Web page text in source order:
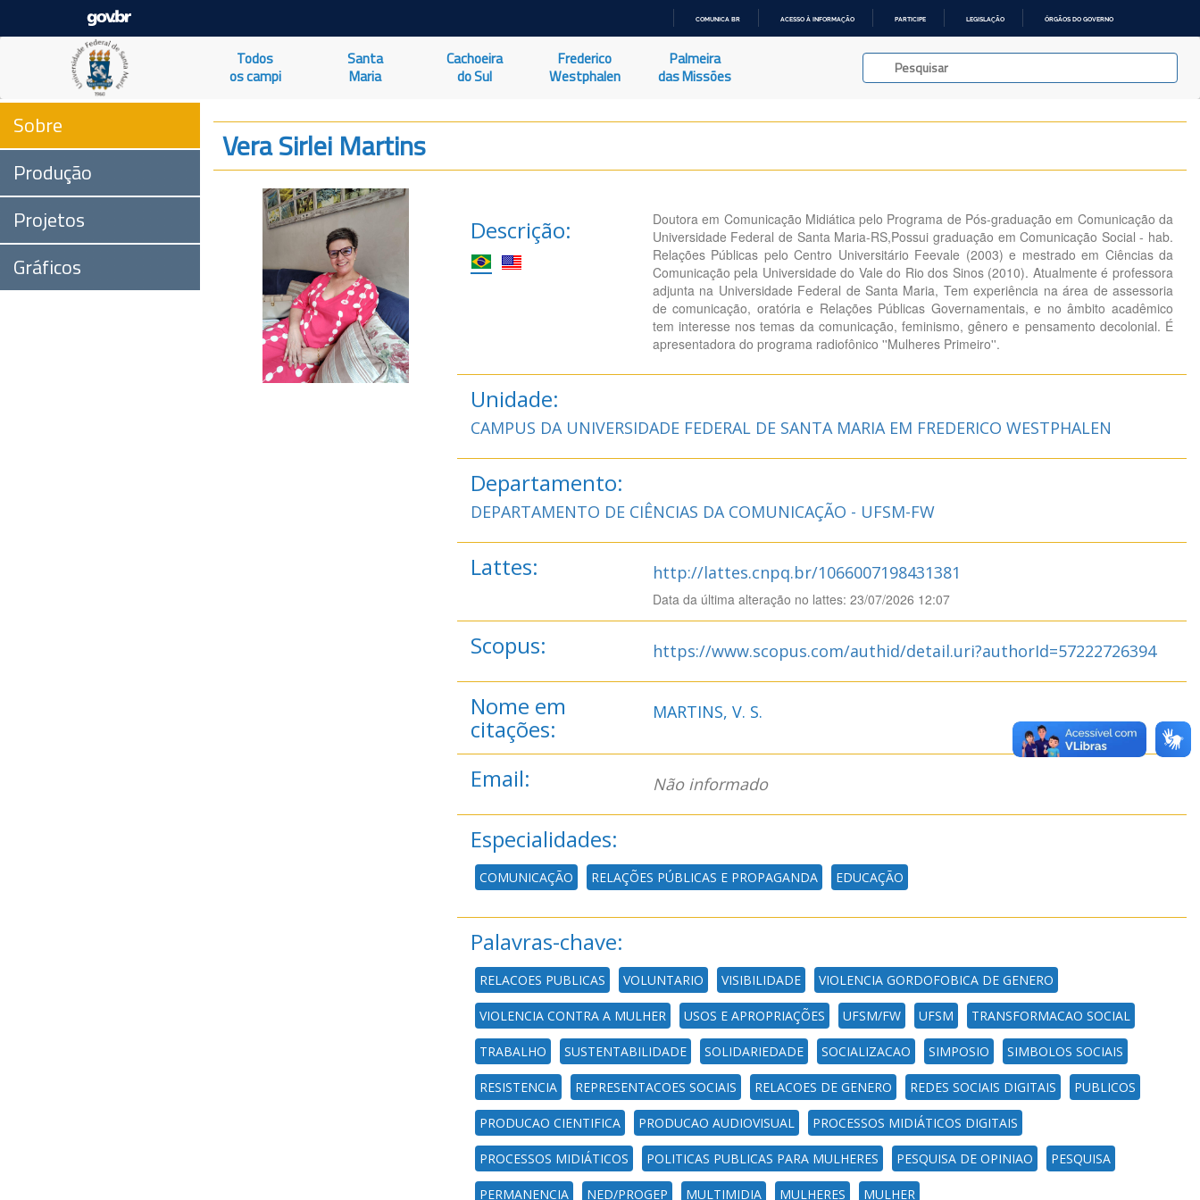
O
COMUNICA BR ACESSO À INFORMAÇÃO PARTICIPE LEGISLAÇÃO ÓRGÃOS DO GOVERNO
Todos
os campi
Santa
Maria
Cachoeira
do Sul
Frederico
Westphalen
Palmeira
das Missões
Sobre
Produção
Projetos
Gráficos
Vera Sirlei Martins
Descrição:
Doutora em Comunicação Midiática pelo Programa de Pós-graduação em Comunicação da
Universidade Federal de Santa Maria-RS,Possui graduação em Comunicação Social - hab.
Relações Públicas pelo Centro Universitário Feevale (2003) e mestrado em Ciências da
Comunicação pela Universidade do Vale do Rio dos Sinos (2010). Atualmente é professora
adjunta na Universidade Federal de Santa Maria, Tem experiência na área de assessoria
de comunicação, oratória e Relações Públicas Governamentais, e no âmbito acadêmico
tem interesse nos temas da comunicação, feminismo, gênero e pensamento decolonial. É
apresentadora do programa radiofônico ''Mulheres Primeiro''.
Unidade:
CAMPUS DA UNIVERSIDADE FEDERAL DE SANTA MARIA EM FREDERICO WESTPHALEN
Departamento:
DEPARTAMENTO DE CIÊNCIAS DA COMUNICAÇÃO - UFSM-FW
Lattes: http://lattes.cnpq.br/1066007198431381
Data da última alteração no lattes: 23/07/2026 12:07
Scopus: https://www.scopus.com/authid/detail.uri?authorId=57222726394
Nome em
citações:
MARTINS, V. S.
Email: Não informado
Especialidades:
COMUNICAÇÃO RELAÇÕES PÚBLICAS E PROPAGANDA EDUCAÇÃO
Palavras-chave:
RELACOES PUBLICAS VOLUNTARIO VISIBILIDADE VIOLENCIA GORDOFOBICA DE GENERO
VIOLENCIA CONTRA A MULHER USOS E APROPRIAÇÕES UFSM/FW UFSM TRANSFORMACAO SOCIAL
TRABALHO SUSTENTABILIDADE SOLIDARIEDADE SOCIALIZACAO SIMPOSIO SIMBOLOS SOCIAIS
RESISTENCIA REPRESENTACOES SOCIAIS RELACOES DE GENERO REDES SOCIAIS DIGITAIS PUBLICOS
PRODUCAO CIENTIFICA PRODUCAO AUDIOVISUAL PROCESSOS MIDIÁTICOS DIGITAIS
PROCESSOS MIDIÁTICOS POLITICAS PUBLICAS PARA MULHERES PESQUISA DE OPINIAO PESQUISA
PERMANENCIA NED/PROGEP MULTIMIDIA MULHERES MULHER